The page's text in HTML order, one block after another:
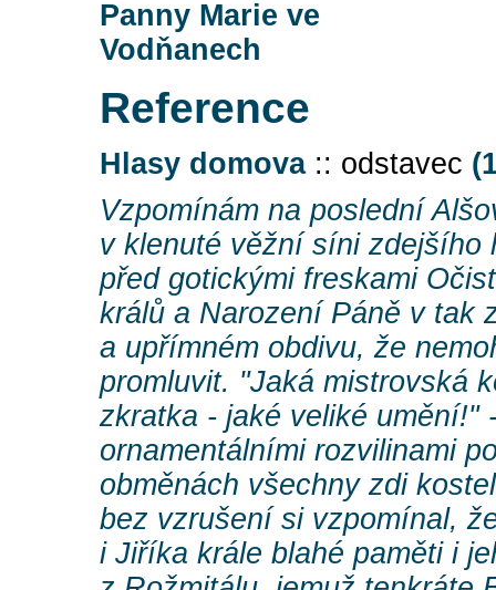
Reference
Hlasy domova:: odstavec
Vzpomínám na poslední
v klenuté věžní síni zdejšího
před gotickými freskami
králů a Narození Páně v tak
a upřímném obdivu, že
promluvit. "Jaká mistrovská
zkratka - jaké veliké umění!"
ornamentálními rozvilinami
obměnách všechny zdi
bez vzrušení si vzpomínal,
i Jiříka krále blahé paměti i